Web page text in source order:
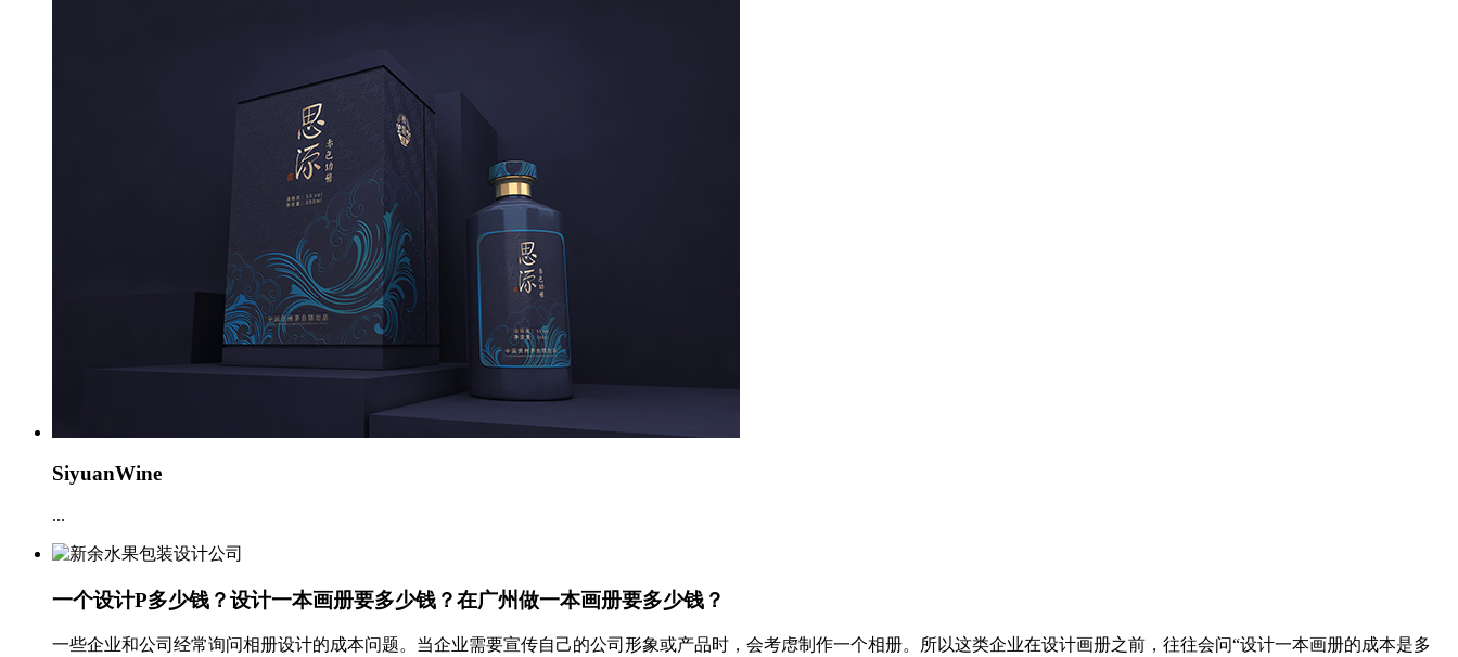
SiyuanWine
...
一个设计P多少钱？设计一本画册要多少钱？在广州做一本画册要多少钱？
一些企业和公司经常询问相册设计的成本问题。当企业需要宣传自己的公司形象或产品时，会考虑制作一个相册。所以这类企业在设计画册之前，往往会问“设计一本画册的成本是多